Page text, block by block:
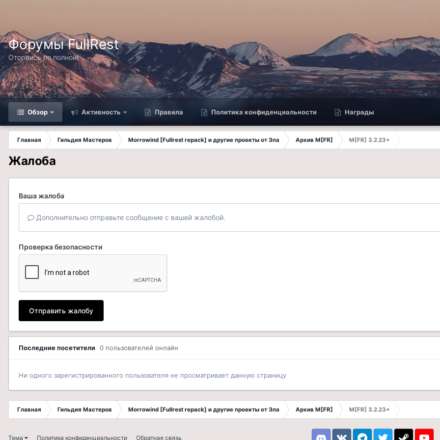
Форумы FullRest
Оторвись по полной!
Обзор Активность Правила Политика конфиденциальности Награды
Главная Гильдия Мастеров Morrowind [Fullrest repack] и другие проекты от Эла Архив M[FR]
M[FR] 3.2.23+
Жалоба
Ваша жалоба
Дополнительно отправьте сообщение с вашей жалобой.
Проверка безопасности
Отправить жалобу
Последние посетители 0 пользователей онлайн
Ни одного зарегистрированного пользователя не просматривает данную страницу
Главная Гильдия Мастеров Morrowind [Fullrest repack] и другие проекты от Эла Архив M[FR] M[FR] 3.2.23+
Тема Политика конфиденциальности Обратная связь